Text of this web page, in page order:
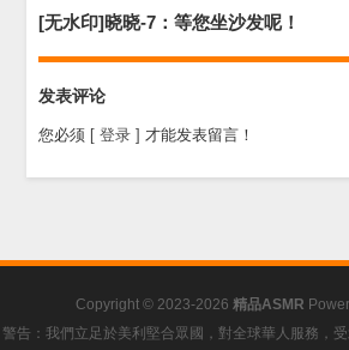
[无水印]晓晓-7：等您坐沙发呢！
发表评论
您必须 [ 登录 ] 才能发表留言！
Copyright © 2023-2026 精品ASMR
警告：我們立足於美利堅合眾國，對全球華人服務，